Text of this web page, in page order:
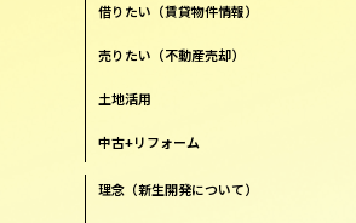
借りたい（賃貸物件情報）
売りたい（不動産売却）
土地活用
中古+リフォーム
理念（新生開発について）